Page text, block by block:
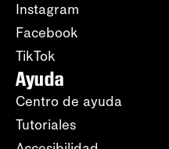
Instagram
Facebook
TikTok
Ayuda
Centro de ayuda
Tutoriales